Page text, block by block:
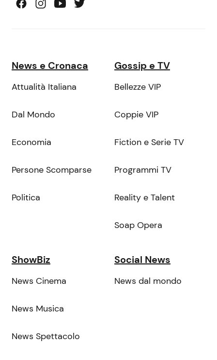
News e Cronaca
Attualità Italiana
Dal Mondo
Economia
Persone Scomparse
Politica
Gossip e TV
Bellezze VIP
Coppie VIP
Fiction e Serie TV
Programmi TV
Reality e Talent
Soap Opera
ShowBiz
News Cinema
News Musica
News Spettacolo
Social News
News dal mondo